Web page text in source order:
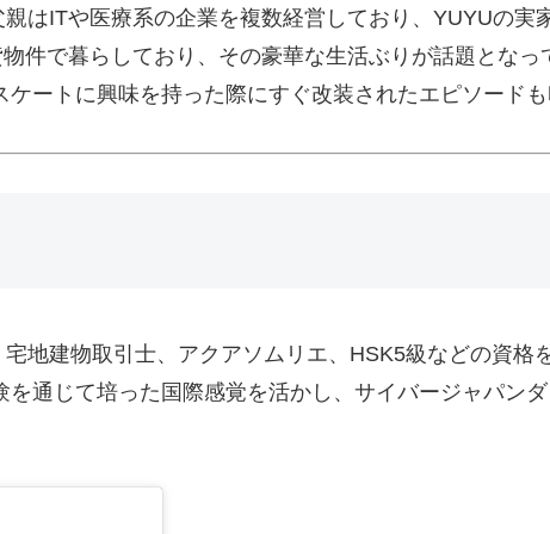
はITや医療系の企業を複数経営しており、YUYUの実
件で暮らしており、その豪華な生活ぶりが話題とな
ートに興味を持った際にすぐ改装されたエピソードも
地建物取引士、アクアソムリエ、HSK5級などの資格
通じて培った国際感覚を活かし、サイバージャパン